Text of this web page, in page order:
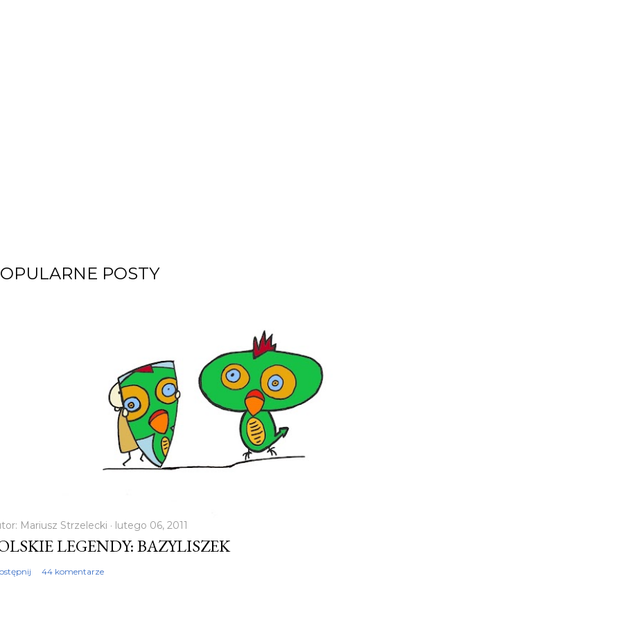
POSTY
Mariusz Strzelecki lutego 06, 2011
LEGENDY: BAZYLISZEK
44 komentarze